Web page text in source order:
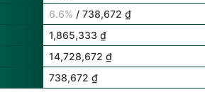
6.6% / 738,672 ₫
1,865,333 ₫
14,728,672 ₫
738,672 ₫